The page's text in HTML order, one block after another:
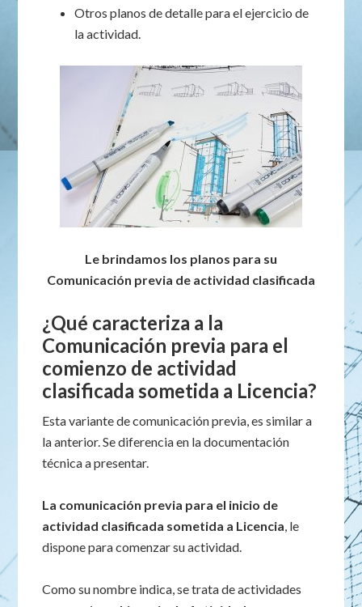
Otros planos de detalle para el ejercicio de
la actividad.
Le brindamos los planos para su
Comunicación previa de actividad clasificada
¿Qué caracteriza a la
Comunicación previa para el
comienzo de actividad
clasificada sometida a Licencia?
Esta variante de comunicación previa, es similar a
la anterior. Se diferencia en la documentación
técnica a presentar.
La comunicación previa para el inicio de
actividad clasificada sometida a Licencia, le
dispone para comenzar su actividad.
Como su nombre indica, se trata de actividades